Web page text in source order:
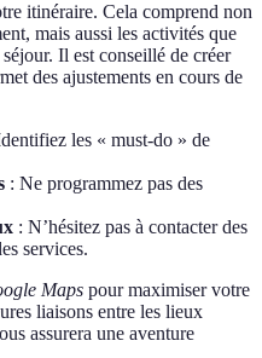
itinéraire. Cela comprend non
mais aussi les activités que
Il est conseillé de créer
des ajustements en cours de
les « must-do » de
: Ne programmez pas des
: N’hésitez pas à contacter des
services.
Maps pour maximiser votre
liaisons entre les lieux
assurera une aventure